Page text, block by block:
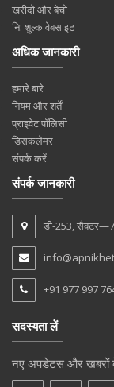
खरीदो और बेचो
नि: शुल्क वेबसाइट
अधिक जानकारी
हमारे बारे
नियम और शर्तें
प्राइवेट पॉलिसी
डिसकलेमर
संपर्क करें
संपर्क जानकारी
डी-253,
+91 977 997
सदस्यता लें
नए अपडेटस और खबरों